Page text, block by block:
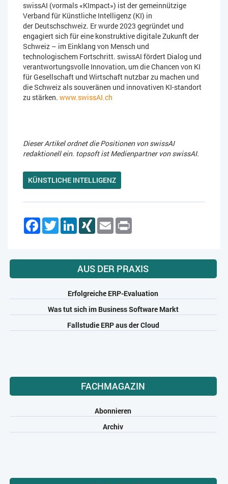
swissAI (vormals «KImpact») ist der gemeinnützige
Verband für Künstliche Intelligenz (KI) in
der Deutschschweiz. Er wurde 2023 gegründet und
engagiert sich für eine konstruktive digitale Zukunft der
Schweiz – im Einklang von Mensch und
technologischem Fortschritt. swissAI fördert Dialog und
verantwortungsvolle Innovation, um die Chancen von KI
für Gesellschaft und Wirtschaft nutzbar zu machen und
die Schweiz als souveränen und innovativen KI-standort
zu stärken. www.swissAI.ch
Dieser Artikel ordnet die Positionen von swissAI
redaktionell ein. topsoft ist Medienpartner von swissAI.
KÜNSTLICHE INTELLIGENZ
Facebook
TwitterLinkedInXING Email
AUS DER PRAXIS
Erfolgreiche ERP-Evaluation
Was tut sich im Business Software Markt
Fallstudie ERP aus der Cloud
FACHMAGAZIN
Abonnieren
Archiv